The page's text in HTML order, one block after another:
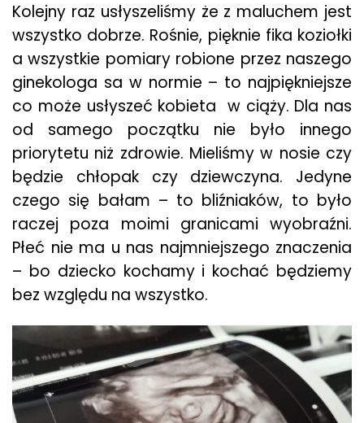
Kolejny raz usłyszeliśmy że z maluchem jest
wszystko dobrze. Rośnie, pięknie fika koziołki
a wszystkie pomiary robione przez naszego
ginekologa sa w normie – to najpiękniejsze
co może usłyszeć kobieta w ciąży. Dla nas
od samego początku nie było innego
priorytetu niż zdrowie. Mieliśmy w nosie czy
będzie chłopak czy dziewczyna. Jedyne
czego się bałam – to bliźniaków, to było
raczej poza moimi granicami wyobraźni.
Płeć nie ma u nas najmniejszego znaczenia
– bo dziecko kochamy i kochać będziemy
bez względu na wszystko.